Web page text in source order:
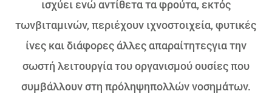
ισχύει ενώ αντίθετα τα φρούτα, εκτός
τωνβιταμινών, περιέχουν ιχνοστοιχεία, φυτικές
ίνες και διάφορες άλλες απαραίτητεςγια την
σωστή λειτουργία του οργανισμού ουσίες που
συμβάλλουν στη πρόληψηπολλών νοσημάτων.